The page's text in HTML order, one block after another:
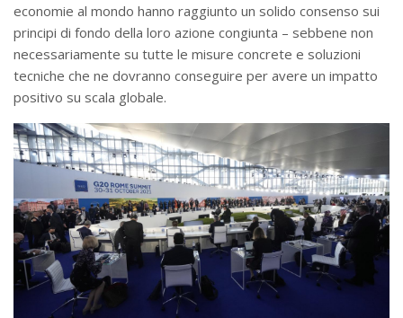
economie al mondo hanno raggiunto un solido consenso sui
principi di fondo della loro azione congiunta – sebbene non
necessariamente su tutte le misure concrete e soluzioni
tecniche che ne dovranno conseguire per avere un impatto
positivo su scala globale.